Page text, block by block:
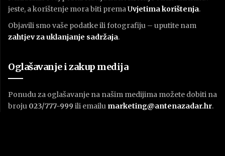
jeste, a korištenje mora biti premaUvjetima korištenja.
Objavili smo vaše podatke ili fotografiju – uputite nam
zahtjev za uklanjanje sadržaja.
Oglašavanje i zakup medija
Ponudu za oglašavanje na našim medijima možete dobiti na
broju 023/777-999 ili emailu marketing@antenazadar.hr.